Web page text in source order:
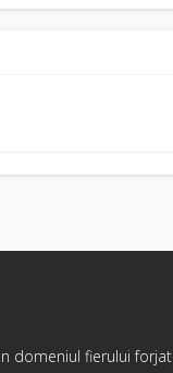
domeniul fierului forjat